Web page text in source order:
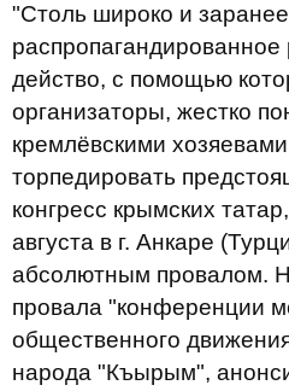
"Столь широко и заранее
действо, с помощью
организаторы, жестко
кремлёвскими
торпедировать
конгресс крымских
августа в г. Анкаре
абсолютным провалом.
провала "конференции
общественного
народа "Къырым",